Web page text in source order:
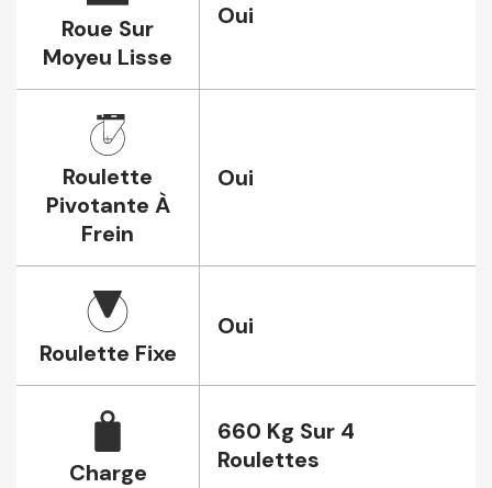
Roue Sur
Moyeu Lisse
Oui
Roulette
Pivotante À
Frein
Oui
Roulette Fixe
Oui
Charge
660 Kg Sur 4
Roulettes